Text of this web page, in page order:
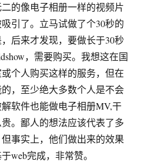
的像电子相册一样的视频片
引了。立马试做了个30秒的
后来才发现，要做长于30秒
，需要购买。我想这在国
个人购买这样的服务，但在
，至少绝大多数个人是不会
软件也能做电子相册MV,干
。鄙人的想法应该代表了多
事实上，他们做出来的效果
web完成，非常赞。